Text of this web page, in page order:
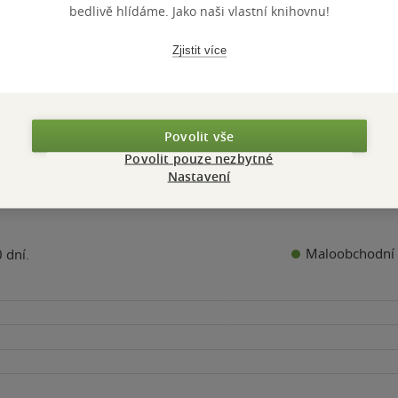
hvězdiček
279 Kč
349 Kč
hvězdiček
159 Kč
dní. Maloobchodní
bedlivě hlídáme. Jako naši vlastní knihovnu!
Zjistit více
Povolit vše
Povolit pouze nezbytné
Nastavení